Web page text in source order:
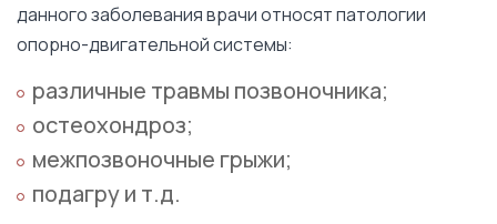
данного заболевания врачи относят патологии
опорно-двигательной системы:
различные травмы позвоночника;
остеохондроз;
межпозвоночные грыжи;
подагру и т.д.